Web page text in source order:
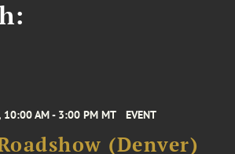
AM - 3:00 PM MT EVENT
(Denver)